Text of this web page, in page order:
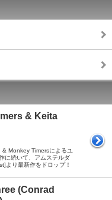
& Keita
Monkey Timersによるユ
に続いて、アムステルダ
より最新作をドロップ！
(Conrad